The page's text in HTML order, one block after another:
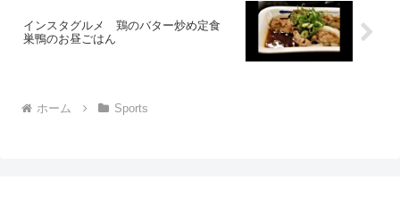
インスタグルメ 鶏のバター炒め定食
巣鴨のお昼ごはん
ホーム Sports